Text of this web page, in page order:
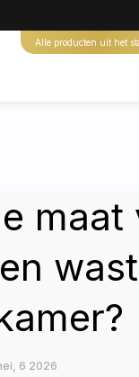
Alle producten uit het
maat
6 2026